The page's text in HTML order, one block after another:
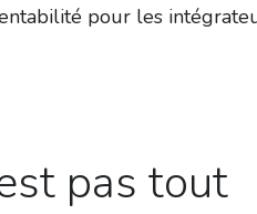
pour les
pas tout